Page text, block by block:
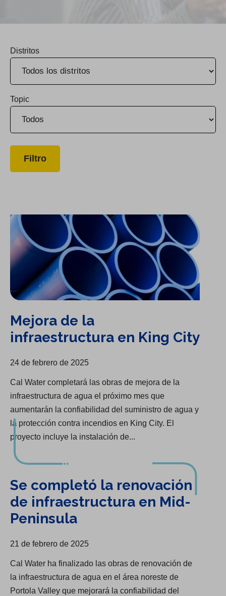
Distritos
Topic
Mejora de la infraestructura en King City
Mejora de la
infraestructura en King City
24 de febrero de 2025
Cal Water completará las obras de mejora de la
infraestructura de agua el próximo mes que
aumentarán la confiabilidad del suministro de agua y
la protección contra incendios en King City. El
proyecto incluye la instalación de...
Se completó la renovación
de infraestructura en Mid-
Peninsula
21 de febrero de 2025
Cal Water ha finalizado las obras de renovación de
la infraestructura de agua en el área noreste de
Portola Valley que mejorará la confiabilidad del